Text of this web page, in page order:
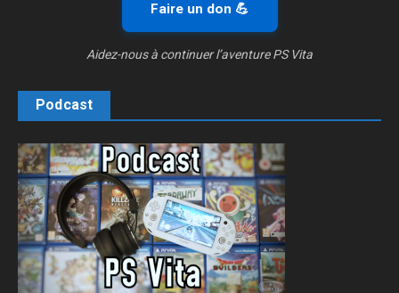
Faire un don 💪
Aidez-nous à continuer l’aventure PS Vita
Podcast